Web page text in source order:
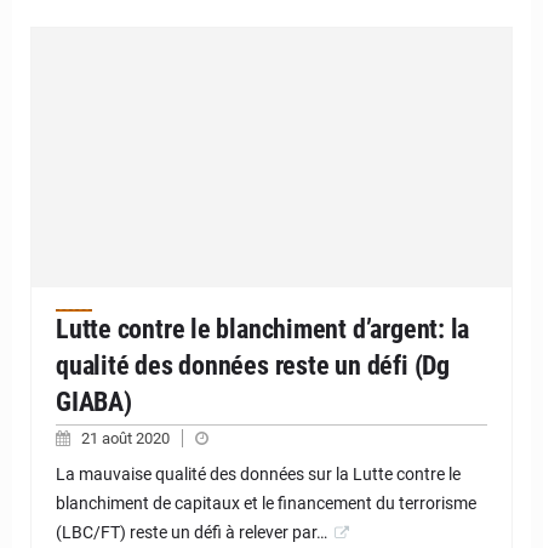
Lutte contre le blanchiment d’argent: la
qualité des données reste un défi (Dg
GIABA)
21 août 2020
La mauvaise qualité des données sur la Lutte contre le
blanchiment de capitaux et le financement du terrorisme
(LBC/FT) reste un défi à relever par…